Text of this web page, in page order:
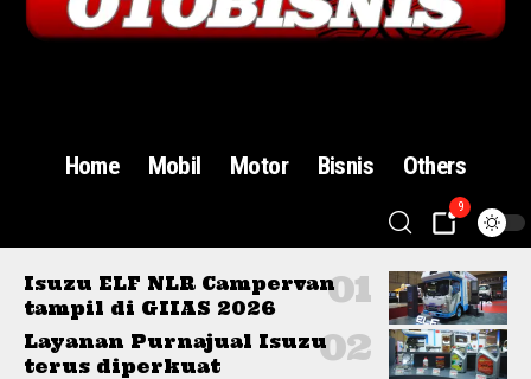
Home Mobil Motor Bisnis Others
9
Isuzu ELF NLR Campervan
tampil di GIIAS 2026
Layanan Purnajual Isuzu
terus diperkuat